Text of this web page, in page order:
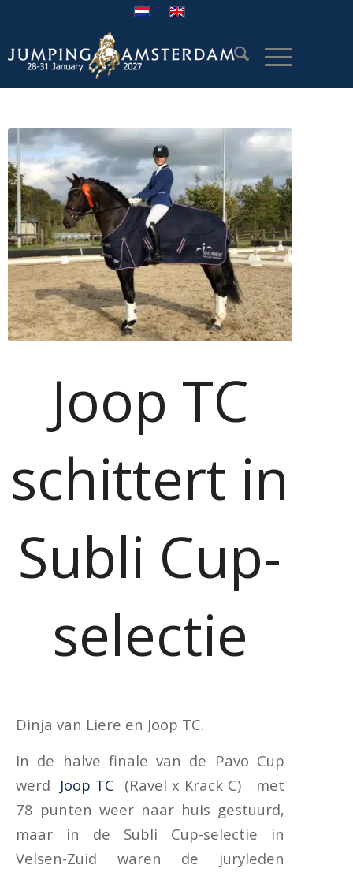
Joop TC
schittert in
Subli Cup-
selectie
Dinja van Liere en Joop TC.
In de halve finale van de Pavo Cup
werd Joop TC (Ravel x Krack C) met
78 punten weer naar huis gestuurd,
maar in de Subli Cup-selectie in
Velsen-Zuid waren de juryleden